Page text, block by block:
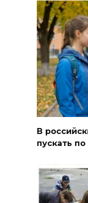
В
пускать